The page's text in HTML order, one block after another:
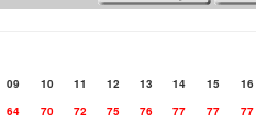
09 10 11 12 13 14 15 16
64 70 72 75 76 77 77 77